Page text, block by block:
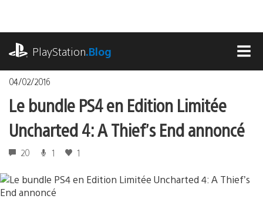
contenu
PlayStation.Blog
04/02/2016
Le bundle PS4 en Edition Limitée
Uncharted 4: A Thief’s End annoncé
20 1 1